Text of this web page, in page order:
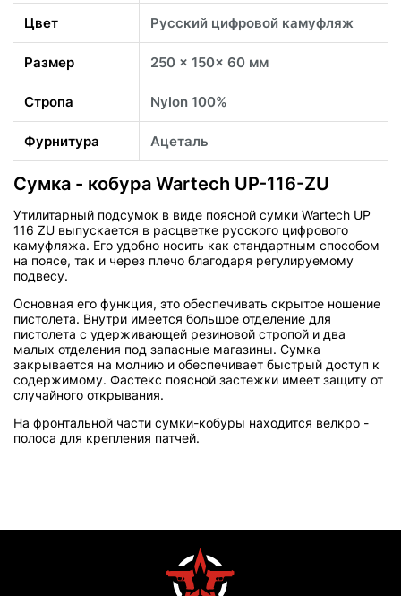
Цвет Русский цифровой камуфляж
Размер 250 x 150x 60 мм
Стропа Nylon 100%
Фурнитура Ацеталь
Сумка - кобура Wartech UP-116-ZU
Утилитарный подсумок в виде поясной сумки Wartech UP
116 ZU выпускается в расцветке русского цифрового
камуфляжа. Его удобно носить как стандартным способом
на поясе, так и через плечо благодаря регулируемому
подвесу.
Основная его функция, это обеспечивать скрытое ношение
пистолета. Внутри имеется большое отделение для
пистолета с удерживающей резиновой стропой и два
малых отделения под запасные магазины. Сумка
закрывается на молнию и обеспечивает быстрый доступ к
содержимому. Фастекс поясной застежки имеет защиту от
случайного открывания.
На фронтальной части сумки-кобуры находится велкро -
полоса для крепления патчей.